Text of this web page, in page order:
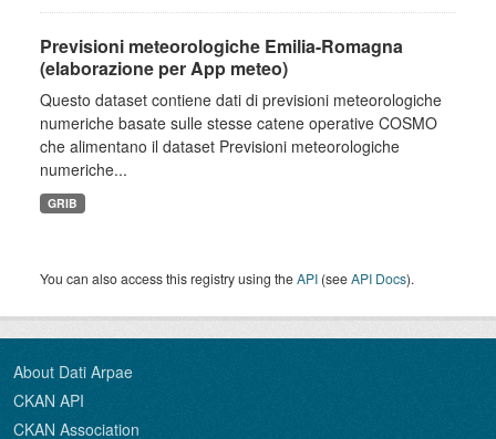
Previsioni meteorologiche Emilia-Romagna
(elaborazione per App meteo)
Questo dataset contiene dati di previsioni meteorologiche
numeriche basate sulle stesse catene operative COSMO
che alimentano il dataset Previsioni meteorologiche
numeriche...
GRIB
You can also access this registry using theAPI (seeAPI Docs).
About Dati Arpae
CKAN API
CKAN Association